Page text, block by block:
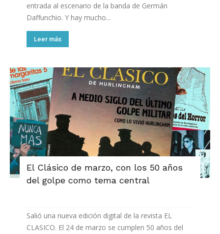
entrada al escenario de la banda de Germán
Daffunchio. Y hay mucho...
Leer más
El Clásico de marzo, con los 50 años
del golpe como tema central
Salió una nueva edición digital de la revista EL
CLASICO. El 24 de marzo se cumplen 50 años del